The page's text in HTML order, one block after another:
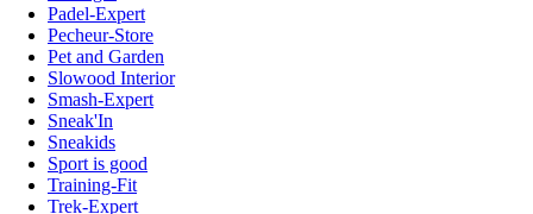
Padel-Expert
Pecheur-Store
Pet and Garden
Slowood Interior
Smash-Expert
Sneak'In
Sneakids
Sport is good
Training-Fit
Trek-Expert